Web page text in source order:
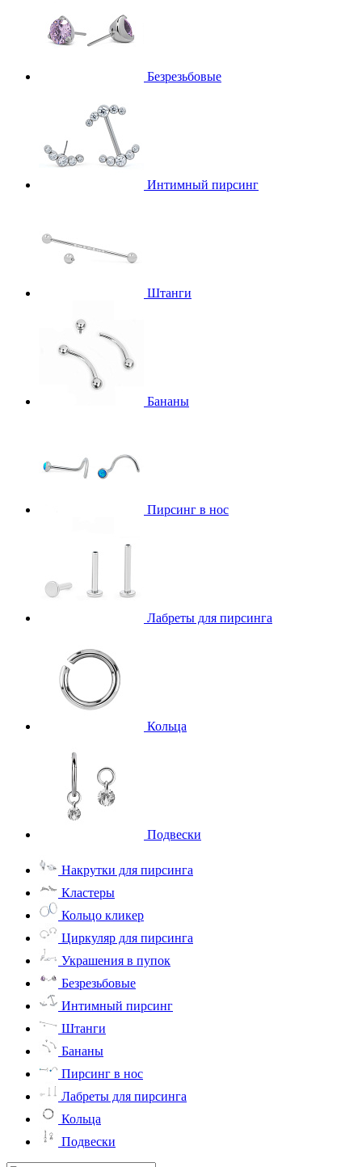
Безрезьбовые
Интимный пирсинг
Штанги
Бананы
Пирсинг в нос
Лабреты для пирсинга
Кольца
Подвески
Накрутки для пирсинга
Кластеры
Кольцо кликер
Циркуляр для пирсинга
Украшения в пупок
Безрезьбовые
Интимный пирсинг
Штанги
Бананы
Пирсинг в нос
Лабреты для пирсинга
Кольца
Подвески